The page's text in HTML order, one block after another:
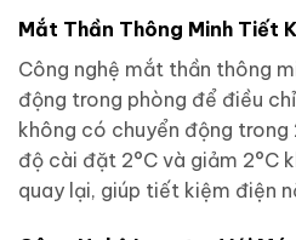
Mắt Thần Thông Minh Tiết
Công nghệ mắt thần thông
động trong phòng để điều
không có chuyển động
độ cài đặt 2°C và giảm 2°C
quay lại, giúp tiết kiệm điện